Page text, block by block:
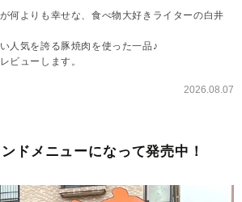
何よりも幸せな、食べ物大好きライターの白井
人気を誇る豚焼肉を使った一品♪
ビューします。
2026.08.07
ドメニューになって発売中！